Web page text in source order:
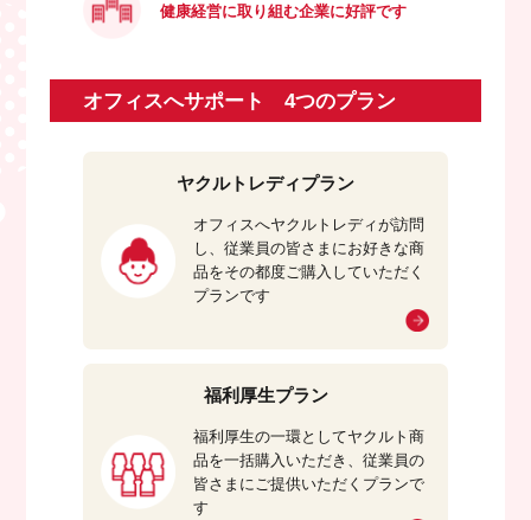
健康経営に取り組む企業に好評です
オフィスへサポート 4つのプラン
ヤクルトレディプラン
オフィスへヤクルトレディが訪問
し、従業員の皆さまにお好きな商
品をその都度ご購入していただく
プランです
福利厚生プラン
福利厚生の一環としてヤクルト商
品を一括購入いただき、従業員の
皆さまにご提供いただくプランで
す